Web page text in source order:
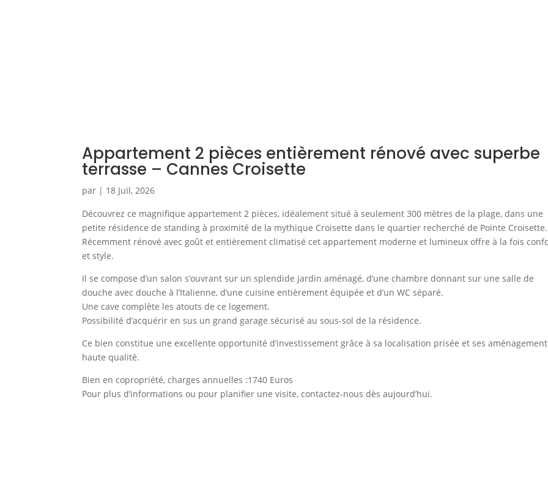
Appartement 2 pièces entièrement rénové avec superbe
terrasse – Cannes Croisette
par | 18 Juil, 2026
Découvrez ce magnifique appartement 2 pièces, idéalement situé à seulement 300 mètres de la plage, dans une
petite résidence de standing à proximité de la mythique Croisette dans le quartier recherché de Pointe Croisette.
Récemment rénové avec goût et entièrement climatisé cet appartement moderne et lumineux offre à la fois
et style.
Il se compose d’un salon s’ouvrant sur un splendide jardin aménagé, d’une chambre donnant sur une salle de
douche avec douche à l’Italienne, d’une cuisine entièrement équipée et d’un WC séparé.
Une cave complète les atouts de ce logement.
Possibilité d’acquérir en sus un grand garage sécurisé au sous-sol de la résidence.
Ce bien constitue une excellente opportunité d’investissement grâce à sa localisation prisée et ses
haute qualité.
Bien en copropriété, charges annuelles :1740 Euros
Pour plus d’informations ou pour planifier une visite, contactez-nous dès aujourd’hui.